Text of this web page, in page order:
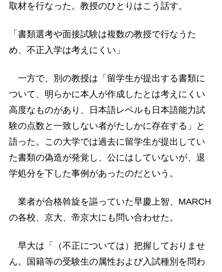
取材を行なった。教授のひとりはこう話す。
「書類選考や面接試験は複数の教授で行なうた
め、不正入学は考えにくい」
一方で、別の教授は「留学生が提出する書類に
ついて、明らかに本人が作成したとは考えにくい
高度なものがあり、日本語レベルも日本語能力試
験の点数と一致しない者がたしかに存在する」と
語った。この大学では過去に留学生が提出してい
た書類の偽造が発覚し、公にはしていないが、退
学処分を下した事例があったのだという。
業者が合格斡旋を謳っていた早慶上智、MARCH
の各校、京大、帝京大にも問い合わせた。
早大は「（不正については）把握しておりませ
ん。国籍等の受験生の属性および入試種別を問わ